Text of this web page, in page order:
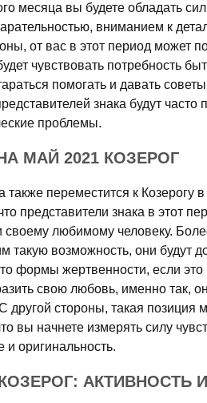
месяца вы будете обладать
вниманием к
от вас в этот период может
чувствовать потребность
помогать и давать
знака будут часто
проблемы.
МАЙ 2021 КОЗЕРОГ
переместится к Козерогу
представители знака в этот
любимому человеку.
такую возможность, они будут
формы жертвенности, если
свою любовь, именно так,
другой стороны, такая позиция
вы начнете измерять силу
оригинальность.
АКТИВНОСТЬ